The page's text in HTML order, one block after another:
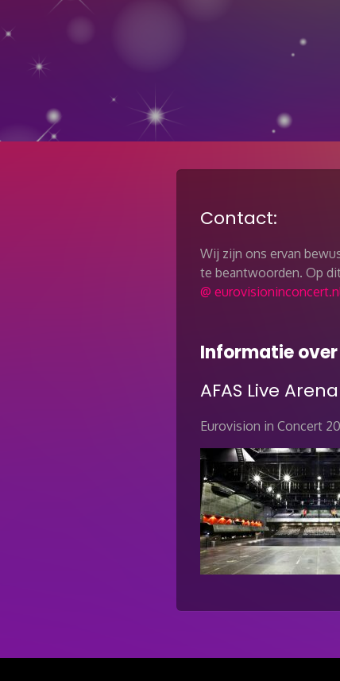
Contact:
Wij zijn ons ervan
te beantwoorden. Op
@
Informatie
AFAS Live Arena
Eurovision in Concert